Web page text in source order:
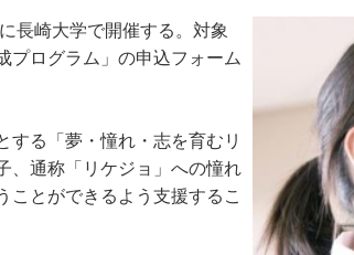
長崎大学で開催する。対象
ログラム」の申込フォーム
る「夢・憧れ・志を育むリ
、通称「リケジョ」への憧れ
ことができるよう支援するこ